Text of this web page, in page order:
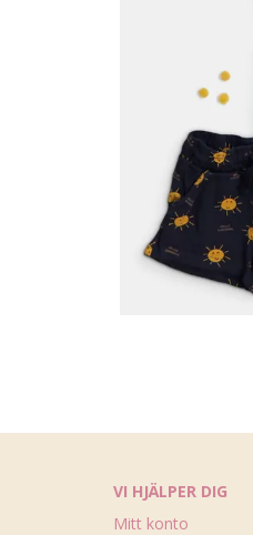
VI HJÄLPER DIG
Mitt konto